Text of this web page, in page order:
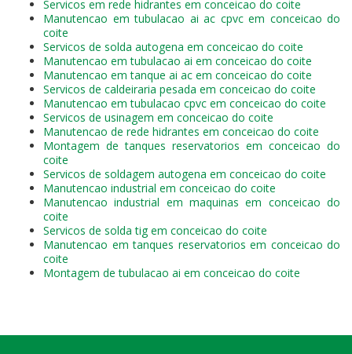
Servicos em rede hidrantes em conceicao do coite
Manutencao em tubulacao ai ac cpvc em conceicao do
coite
Servicos de solda autogena em conceicao do coite
Manutencao em tubulacao ai em conceicao do coite
Manutencao em tanque ai ac em conceicao do coite
Servicos de caldeiraria pesada em conceicao do coite
Manutencao em tubulacao cpvc em conceicao do coite
Servicos de usinagem em conceicao do coite
Manutencao de rede hidrantes em conceicao do coite
Montagem de tanques reservatorios em conceicao do
coite
Servicos de soldagem autogena em conceicao do coite
Manutencao industrial em conceicao do coite
Manutencao industrial em maquinas em conceicao do
coite
Servicos de solda tig em conceicao do coite
Manutencao em tanques reservatorios em conceicao do
coite
Montagem de tubulacao ai em conceicao do coite